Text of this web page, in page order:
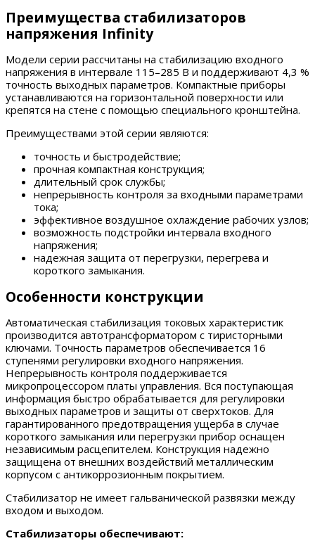
Преимущества стабилизаторов
напряжения Infinity
Модели серии рассчитаны на стабилизацию входного
напряжения в интервале 115–285 В и поддерживают 4,3 %
точность выходных параметров. Компактные приборы
устанавливаются на горизонтальной поверхности или
крепятся на стене с помощью специального кронштейна.
Преимуществами этой серии являются:
точность и быстродействие;
прочная компактная конструкция;
длительный срок службы;
непрерывность контроля за входными параметрами
тока;
эффективное воздушное охлаждение рабочих узлов;
возможность подстройки интервала входного
напряжения;
надежная защита от перегрузки, перегрева и
короткого замыкания.
Особенности конструкции
Автоматическая стабилизация токовых характеристик
производится автотрансформатором с тиристорными
ключами. Точность параметров обеспечивается 16
ступенями регулировки входного напряжения.
Непрерывность контроля поддерживается
микропроцессором платы управления. Вся поступающая
информация быстро обрабатывается для регулировки
выходных параметров и защиты от сверхтоков. Для
гарантированного предотвращения ущерба в случае
короткого замыкания или перегрузки прибор оснащен
независимым расцепителем. Конструкция надежно
защищена от внешних воздействий металлическим
корпусом с антикоррозионным покрытием.
Стабилизатор не имеет гальванической развязки между
входом и выходом.
Стабилизаторы обеспечивают: